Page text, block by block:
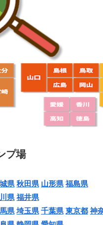
プ場
県 秋田県 山形県 福島県
県 福井県
県 埼玉県 千葉県 東京都 神